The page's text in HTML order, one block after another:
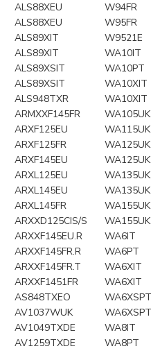
ALS88XEU
W94FR
ALS88XEU
W95FR
ALS89XIT
W9521E
ALS89XIT
WA10IT
ALS89XSIT
WA10PT
ALS89XSIT
WA10XIT
ALS948TXR
WA10XIT
ARMXXF145FR
WA105UK
ARXF125EU
WA115UK
ARXF125FR
WA125UK
ARXF145EU
WA125UK
ARXL125EU
WA135UK
ARXL145EU
WA135UK
ARXL145FR
WA155UK
ARXXD125CIS/S
WA155UK
ARXXF145EU.R
WA6IT
ARXXF145FR.R
WA6PT
ARXXF145FR.T
WA6XIT
ARXXF1451FR
WA6XIT
AS848TXEO
WA6XSPT
AV1037WUK
WA6XSPT
AV1049TXDE
WA8IT
AV1259TXDE
WA8PT